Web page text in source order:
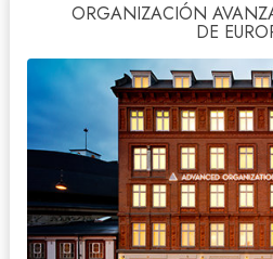
ORGANIZACIÓN
DE